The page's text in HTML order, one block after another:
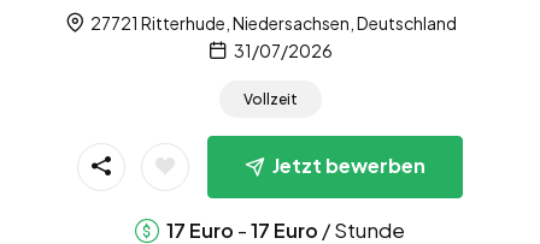
27721 Ritterhude, Niedersachsen, Deutschland
31/07/2026
Vollzeit
Jetzt bewerben
17 Euro -17 Euro / Stunde